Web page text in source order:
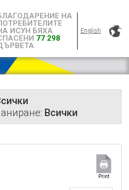
НА
ИСУН БЯХА
77 298
English
Всички
Print